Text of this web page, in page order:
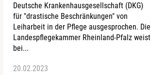
Deutsche Krankenhausgesellschaft (DKG)
für "drastische Beschränkungen" von
Leiharbeit in der Pflege ausgesprochen. Die
Landespflegekammer Rheinland-Pfalz weist
bei...
20.02.2023